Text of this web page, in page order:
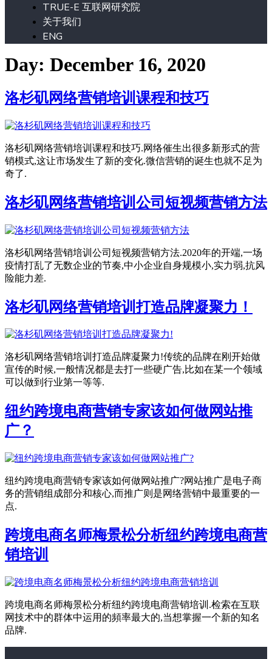
TRUE-E 互联网研究院
关于我们
ENG
Day: December 16, 2020
洛杉矶网络营销培训课程和技巧
洛杉矶网络营销培训课程和技巧.网络催生出很多新形式的营
销模式,这让市场发生了新的变化.微信营销的诞生也就不足为
奇了.
洛杉矶网络营销培训公司短视频营销方法
洛杉矶网络营销培训公司短视频营销方法.2020年的开端,一场
疫情打乱了无数企业的节奏,中小企业自身规模小,实力弱,抗风
险能力差.
洛杉矶网络营销培训打造品牌凝聚力！
洛杉矶网络营销培训打造品牌凝聚力!传统的品牌在刚开始做
宣传的时候,一般情况都是去打一些硬广告,比如在某一个领域
可以做到行业第一等等.
纽约跨境电商营销专家该如何做网站推
广？
纽约跨境电商营销专家该如何做网站推广?网站推广是电子商
务的营销组成部分和核心,而推广则是网络营销中最重要的一
点.
跨境电商名师梅景松分析纽约跨境电商营
销培训
跨境电商名师梅景松分析纽约跨境电商营销培训.检索在互联
网技术中的群体中运用的頻率最大的,当想掌握一个新的知名
品牌.